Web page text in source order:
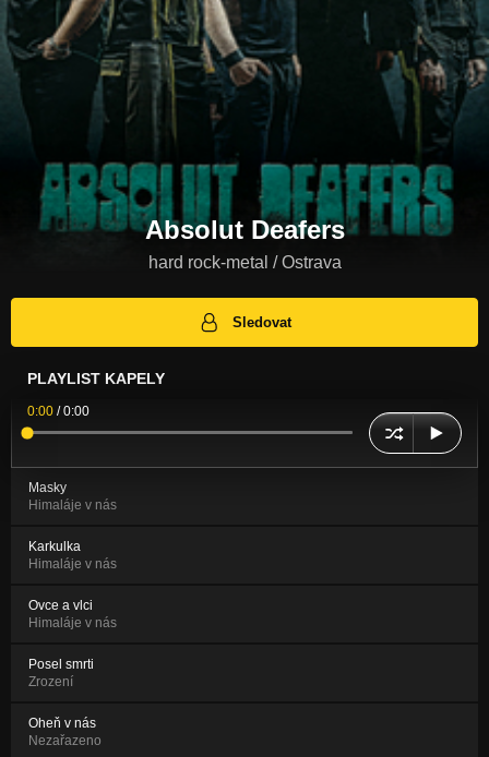
Absolut Deafers
hard rock-metal / Ostrava
Sledovat
PLAYLIST KAPELY
0:00 /0:00
Masky
Himaláje v nás
Karkulka
Himaláje v nás
Ovce a vlci
Himaláje v nás
Posel smrti
Zrození
Oheň v nás
Nezařazeno